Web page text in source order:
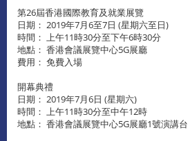
第26屆香港國際教育及就業展覽
日期： 2019年7月6至7日 (星期六至日)
時間： 上午11時30分至下午6時30分
地點： 香港會議展覽中心5G展廳
費用： 免費入場
開幕典禮
日期： 2019年7月6日 (星期六)
時間： 上午11時30分至中午12時
地點： 香港會議展覽中心5G展廳1號演講台